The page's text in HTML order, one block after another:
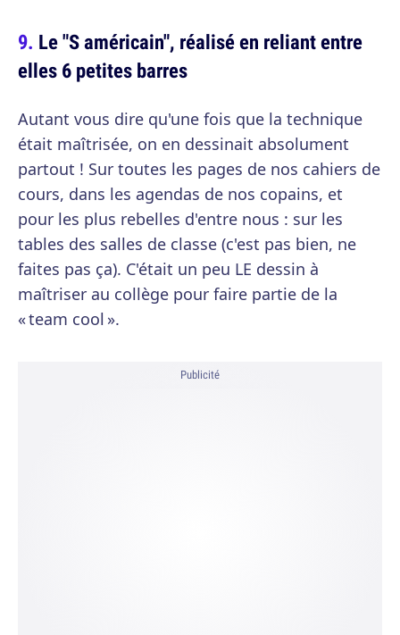
Le "S américain", réalisé en reliant entre
elles 6 petites barres
Autant vous dire qu'une fois que la technique
était maîtrisée, on en dessinait absolument
partout ! Sur toutes les pages de nos cahiers de
cours, dans les agendas de nos copains, et
pour les plus rebelles d'entre nous : sur les
tables des salles de classe (c'est pas bien, ne
faites pas ça). C'était un peu LE dessin à
maîtriser au collège pour faire partie de la
« team cool ».
Publicité